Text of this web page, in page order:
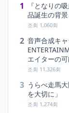
1
『となりの
品誕生の背
조회 1,060회
2 音声合成キ
エイターの
조회 11,326회
3 うらべ走馬
を大切に」
조회 1,274회